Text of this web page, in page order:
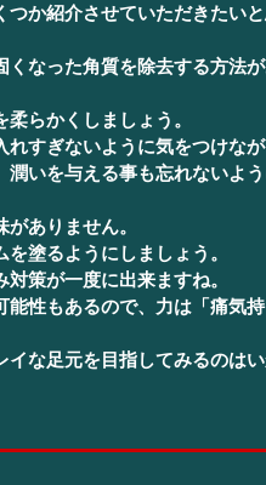
か紹介させていただきたいと
なった角質を除去する方法
らかくしましょう。
すぎないように気をつけなが
いを与える事も忘れないよう
ありません。
塗るようにしましょう。
策が一度に出来ますね。
性もあるので、力は「痛気
な足元を目指してみるのは